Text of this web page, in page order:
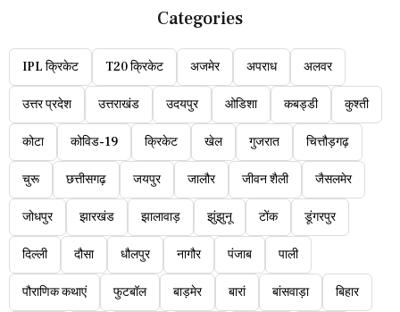
Categories
IPL क्रिकेट T20 क्रिकेट अजमेर अपराध अलवर
उत्तर प्रदेश उत्तराखंड उदयपुर ओडिशा कबड्डी कुश्ती
कोटा कोविड-19 क्रिकेट खेल गुजरात चित्तौड़गढ़
चुरू छत्तीसगढ़ जयपुर जालौर जीवन शैली जैसलमेर
जोधपुर झारखंड झालावाड़ झुंझुनू टोंक डूंगरपुर
दिल्ली दौसा धौलपुर नागौर पंजाब पाली
पौराणिक कथाएं फुटबॉल बाड़मेर बारां बांसवाड़ा बिहार